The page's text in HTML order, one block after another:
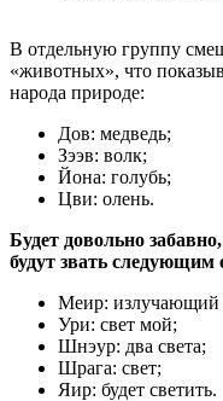
В отдельную группу
«животных», что
народа природе:
Дов: медведь;
Зээв: волк;
Йона: голубь;
Цви: олень.
Будет довольно
будут звать следующим
Меир: излучающий
Ури: свет мой;
Шнэур: два света;
Шрага: свет;
Яир: будет светить.